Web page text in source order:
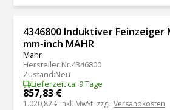
4346800 Induktiver Feinzeiger
mm-inch MAHR
Mahr
Hersteller Nr.4346800
Zustand:Neu
Lieferzeit ca. 9 Tage
857,83 €
1.020,82 € inkl. MwSt. zzgl.Versandkosten